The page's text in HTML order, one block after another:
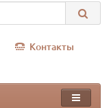
Контакты